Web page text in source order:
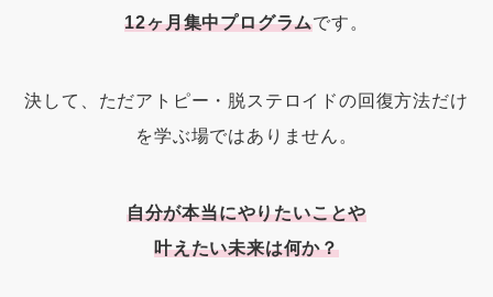
12ヶ月集中プログラムです。
決して、ただアトピー・脱ステロイドの回復方法だけ
を学ぶ場ではありません。
自分が本当にやりたいことや
叶えたい未来は何か？